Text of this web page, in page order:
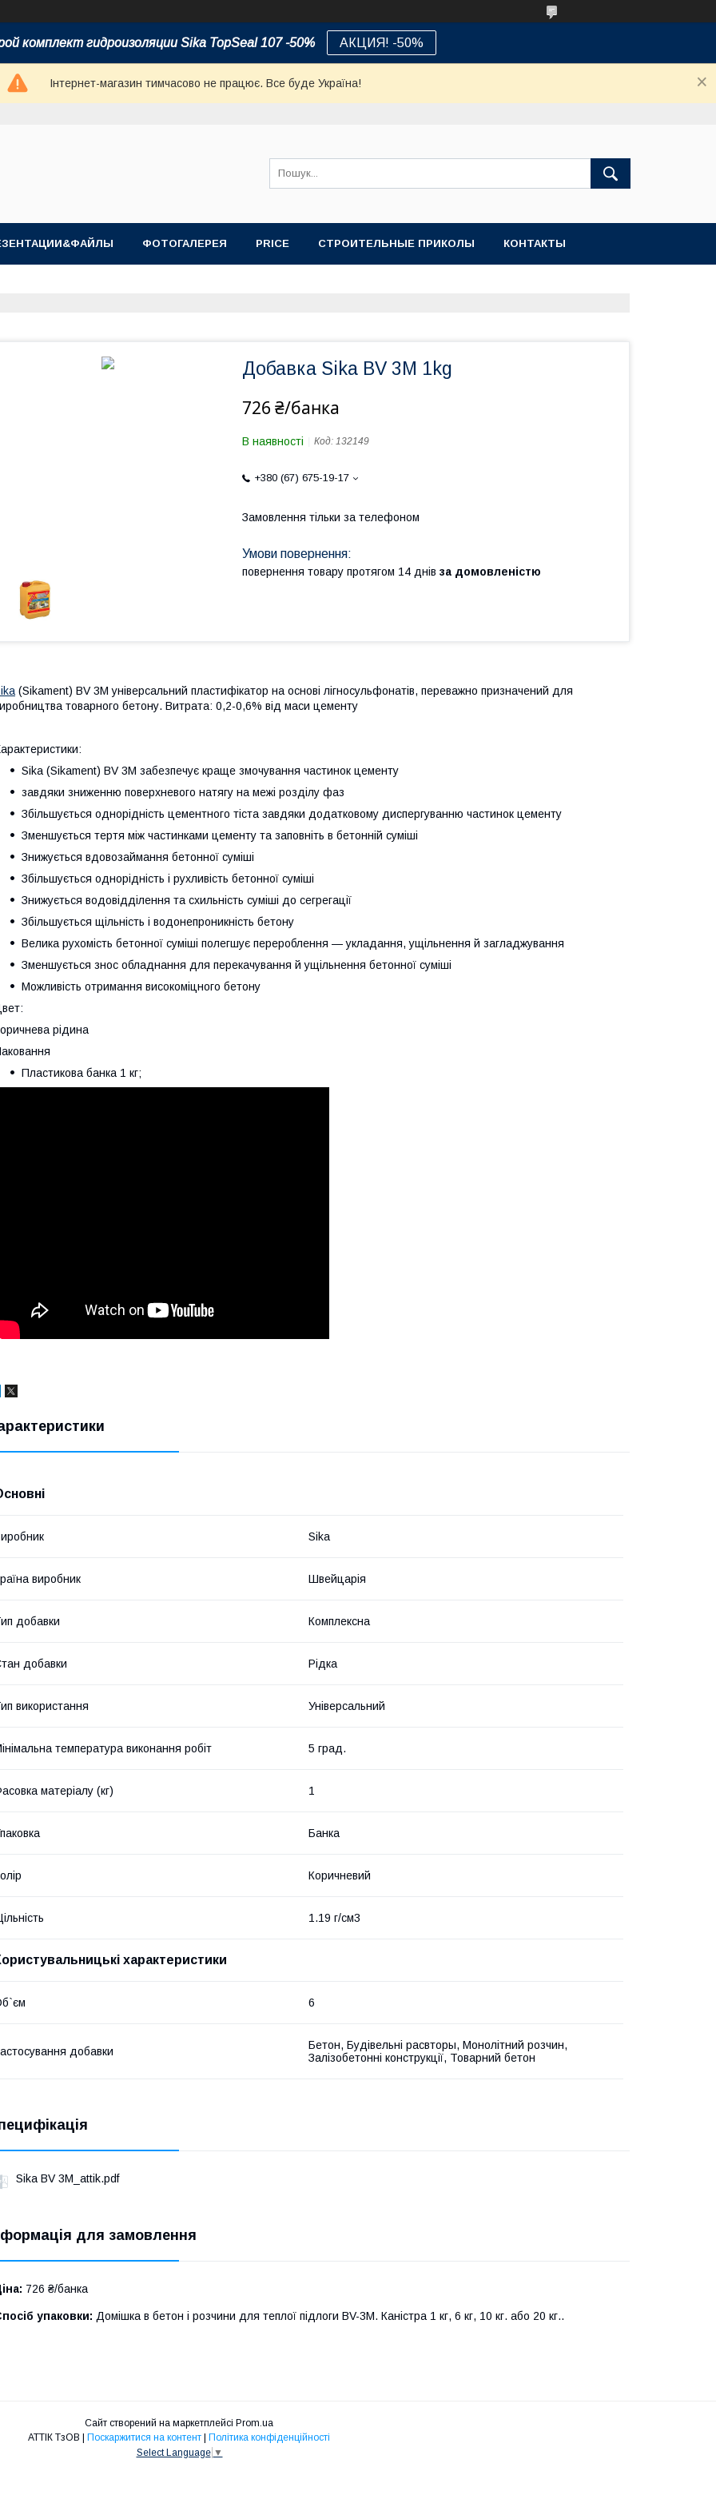
комплект гидроизоляции Sika TopSeal 107 -50% АКЦИЯ! -50%
Інтернет-магазин тимчасово не працює. Все буде Україна!
ФОТОГАЛЕРЕЯ PRICE СТРОИТЕЛЬНЫЕ ПРИКОЛЫ КОНТАКТЫ
Добавка Sika BV 3M 1kg
726 ₴/банка
В наявності Код: 132149
+380 (67) 675-19-17
Замовлення тільки за телефоном
повернення товару протягом 14 днів за домовленістю
(Sikament) BV 3M універсальний пластифікатор на основі лігносульфонатів, переважно призначений для
товарного бетону. Витрата: 0,2-0,6% від маси цементу
Sika (Sikament) BV 3M забезпечує краще змочування частинок цементу
завдяки зниженню поверхневого натягу на межі розділу фаз
Збільшується однорідність цементного тіста завдяки додатковому диспергуванню частинок цементу
Зменшується тертя між частинками цементу та заповніть в бетонній суміші
Знижується вдовозаймання бетонної суміші
Збільшується однорідність і рухливість бетонної суміші
Знижується водовідділення та схильність суміші до сегрегації
Збільшується щільність і водонепроникність бетону
Велика рухомість бетонної суміші полегшує перероблення — укладання, ущільнення й загладжування
Зменшується знос обладнання для перекачування й ущільнення бетонної суміші
Можливість отримання високоміцного бетону
рідина
Пластикова банка 1 кг;
Sika
виробник Швейцарія
добавки Комплексна
добавки Рідка
використання Універсальний
температура виконання робіт 5 град.
матеріалу (кг) 1
Банка
Коричневий
1.19 г/см3
характеристики
6
добавки
Бетон, Будівельні расвторы, Монолітний розчин,
Залізобетонні конструкції, Товарний бетон
Sika BV 3M_attik.pdf
для замовлення
726 ₴/банка
упаковки: Домішка в бетон і розчини для теплої підлоги BV-3M. Каністра 1 кг, 6 кг, 10 кг. або 20 кг..
Сайт створений на маркетплейсі Prom.ua
АТТІК ТзОВ | Поскаржитися на контент | Політика конфіденційності
Select Language ▼